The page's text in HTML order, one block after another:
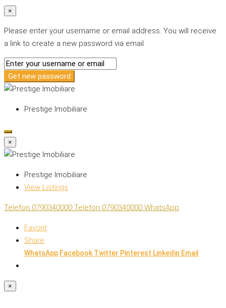
×
Please enter your username or email address. You will receive
a link to create a new password via email.
Get new password
Prestige Imobiliare
×
Prestige Imobiliare
View Listings
Telefon 0790340000 Telefon 0790340000 WhatsApp
Favorit
Share
WhatsApp Facebook Twitter Pinterest Linkedin Email
×